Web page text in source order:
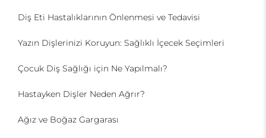
Diş Eti Hastalıklarının Önlenmesi ve Tedavisi
Yazın Dişlerinizi Koruyun: Sağlıklı İçecek Seçimleri
Çocuk Diş Sağlığı için Ne Yapılmalı?
Hastayken Dişler Neden Ağrır?
Ağız ve Boğaz Gargarası